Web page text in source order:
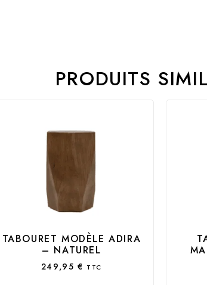
PRODUITS
TABOURET MODÈLE ADIRA
– NATUREL
249,95€ TTC